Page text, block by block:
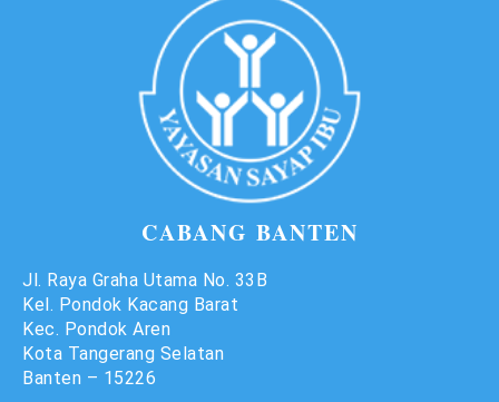
CABANG BANTEN
Jl. Raya Graha Utama No. 33B
Kel. Pondok Kacang Barat
Kec. Pondok Aren
Kota Tangerang Selatan
Banten – 15226